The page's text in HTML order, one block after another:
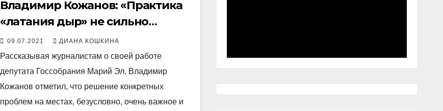
Владимир Кожанов: «Практика
«латания дыр» не сильно
изменит жизнь в лучшую
сторону»
09.07.2021 ДИАНА КОШКИНА
Рассказывая журналистам о своей работе
депутата Госсобрания Марий Эл, Владимир
Кожанов отметил, что решение конкретных
проблем на местах, безусловно, очень важное и